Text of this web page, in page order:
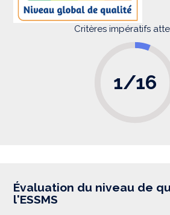
Critères impératifs
1/16
Évaluation du niveau de
l'ESSMS